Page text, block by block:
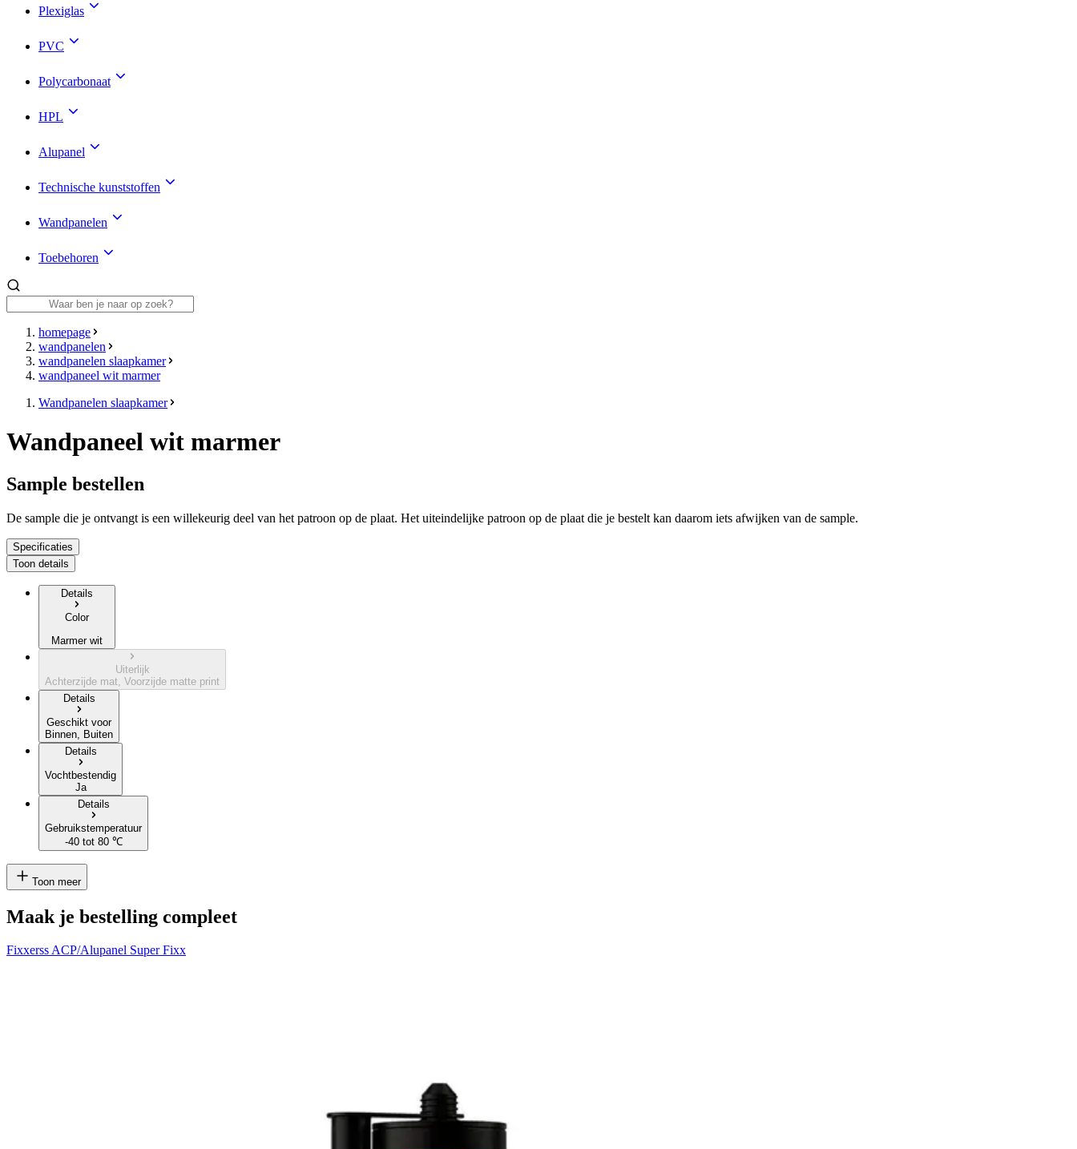
Plexiglas
PVC
Polycarbonaat
HPL
Alupanel
Technische kunststoffen
Wandpanelen
Toebehoren
homepage
wandpanelen
wandpanelen slaapkamer
wandpaneel wit marmer
Wandpanelen slaapkamer
Wandpaneel wit marmer
Sample bestellen
De sample die je ontvangt is een willekeurig deel van het patroon op de plaat. Het uiteindelijke patroon op de plaat die je bestelt kan daarom iets afwijken van de sample.
Specificaties
Toon details
Details
Color
Marmer wit
Uiterlijk
Achterzijde mat, Voorzijde matte print
Details
Geschikt voor
Binnen, Buiten
Details
Vochtbestendig
Ja
Details
Gebruikstemperatuur
-40 tot 80 ℃
Toon meer
Maak je bestelling compleet
Fixxerss ACP/Alupanel Super Fixx